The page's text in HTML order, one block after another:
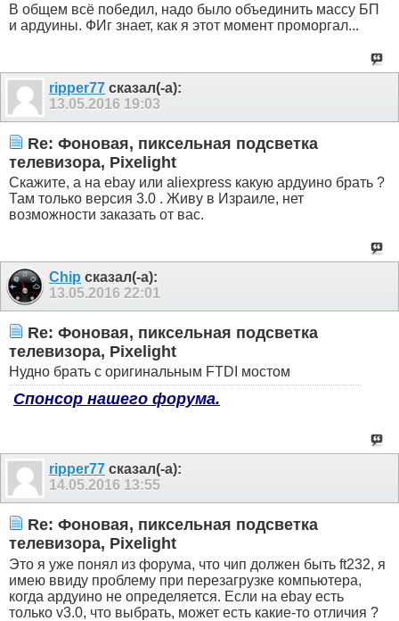
В общем всё победил, надо было объединить массу БП
и ардуины. ФИг знает, как я этот момент проморгал...
ripper77 сказал(-а):
13.05.2016 19:03
Re: Фоновая, пиксельная подсветка
телевизора, Pixelight
Скажите, а на ebay или aliexpress какую ардуино брать ?
Там только версия 3.0 . Живу в Израиле, нет
возможности заказать от вас.
Chip сказал(-а):
13.05.2016 22:01
Re: Фоновая, пиксельная подсветка
телевизора, Pixelight
Нудно брать с оригинальным FTDI мостом
Спонсор нашего форума.
ripper77 сказал(-а):
14.05.2016 13:55
Re: Фоновая, пиксельная подсветка
телевизора, Pixelight
Это я уже понял из форума, что чип должен быть ft232, я
имею ввиду проблему при перезагрузке компьютера,
когда ардуино не определяется. Если на ebay есть
только v3.0, что выбрать, может есть какие-то отличия ?